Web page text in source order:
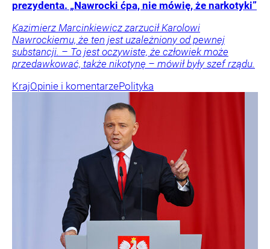
prezydenta. „Nawrocki ćpa, nie mówię, że narkotyki”
Kazimierz Marcinkiewicz zarzucił Karolowi
Nawrockiemu, że ten jest uzależniony od pewnej
substancji. – To jest oczywiste, że człowiek może
przedawkować, także nikotynę – mówił były szef rządu.
KrajOpinie i komentarzePolityka